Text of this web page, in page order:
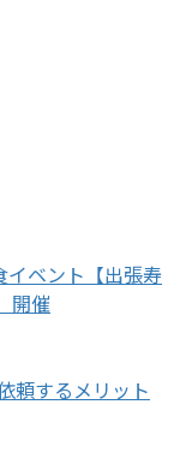
ベント【出張寿
開催
頼するメリット